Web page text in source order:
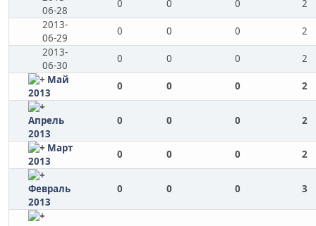
06-28
0 0 0
2
2013-
06-29
0 0 0
2
2013-
06-30
0 0 0
2
Май
2013
0 0 0 2
Апрель
2013
0 0 0 2
Март
2013
0 0 0 2
Февраль
2013
0 0 0 3